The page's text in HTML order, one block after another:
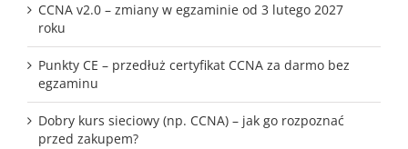
CCNA v2.0 – zmiany w egzaminie od 3 lutego 2027
roku
Punkty CE – przedłuż certyfikat CCNA za darmo bez
egzaminu
Dobry kurs sieciowy (np. CCNA) – jak go rozpoznać
przed zakupem?